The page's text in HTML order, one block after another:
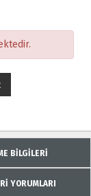
BİLGİLERİ
YORUMLARI